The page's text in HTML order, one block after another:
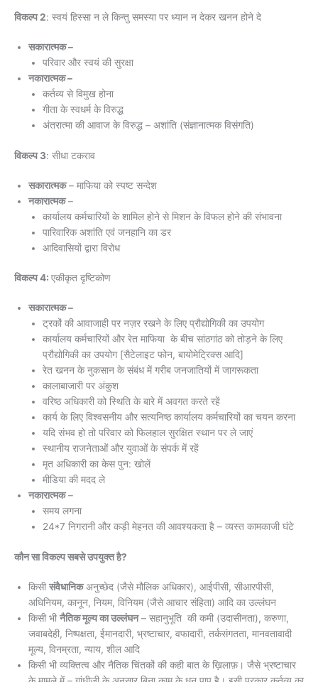
विकल्प 2: स्वयं हिस्सा न ले किन्तु समस्या पर ध्यान न देकर खनन होने दे
सकारात्मक –
परिवार और स्वयं की सुरक्षा
नकारात्मक –
कर्तव्य से विमुख होना
गीता के स्वधर्म के विरुद्ध
अंतरात्मा की आवाज के विरुद्ध – अशांति (संज्ञानात्मक विसंगति)
विकल्प 3: सीधा टकराव
सकारात्मक– माफिया को स्पष्ट सन्देश
नकारात्मक–
कार्यालय कर्मचारियों के शामिल होने से मिशन के विफल होने की संभावना
पारिवारिक अशांति एवं जनहानि का डर
आदिवासियों द्वारा विरोध
विकल्प 4: एकीकृत दृष्टिकोण
सकारात्मक –
ट्रकों की आवाजाही पर नज़र रखने के लिए प्रौद्योगिकी का उपयोग
कार्यालय कर्मचारियों और रेत माफिया के बीच सांठगांठ को तोड़ने के लिए
प्रौद्योगिकी का उपयोग [सैटेलाइट फोन, बायोमेट्रिक्स आदि]
रेत खनन के नुकसान के संबंध में गरीब जनजातियों में जागरूकता
कालाबाजारी पर अंकुश
वरिष्ठ अधिकारी को स्थिति के बारे में अवगत करते रहें
कार्य के लिए विश्वसनीय और सत्यनिष्ठ कार्यालय कर्मचारियों का चयन करना
यदि संभव हो तो परिवार को फिलहाल सुरक्षित स्थान पर ले जाएं
स्थानीय राजनेताओं और युवाओं के संपर्क में रहें
मृत अधिकारी का केस पुन: खोलें
मीडिया की मदद ले
नकारात्मक–
समय लगना
24*7 निगरानी और कड़ी मेहनत की आवश्यकता है – व्यस्त कामकाजी घंटे
कौन सा विकल्प सबसे उपयुक्त है?
किसी संवैधानिकअनुच्छेद (जैसे मौलिक अधिकार), आईपीसी, सीआरपीसी,
अधिनियम, कानून, नियम, विनियम (जैसे आचार संहिता) आदि का उल्लंघन
किसी भी नैतिक मूल्य का उल्लंघन– सहानुभूति की कमी (उदासीनता), करुणा,
जवाबदेही, निष्पक्षता, ईमानदारी, भ्रष्टाचार, वफादारी, तर्कसंगतता, मानवतावादी
मूल्य, विनम्रता, न्याय, शील आदि
किसी भी व्यक्तित्व और नैतिक चिंतकों की कही बात के ख़िलाफ़। जैसे भ्रष्टाचार